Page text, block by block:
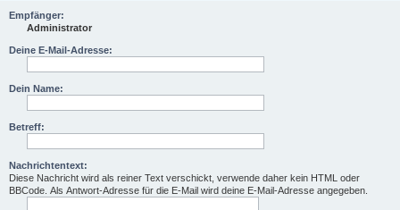
Empfänger:
Administrator
Deine E-Mail-Adresse:
Dein Name:
Betreff:
Nachrichtentext:
Diese Nachricht wird als reiner Text verschickt, verwende daher kein HTML oder
BBCode. Als Antwort-Adresse für die E-Mail wird deine E-Mail-Adresse angegeben.